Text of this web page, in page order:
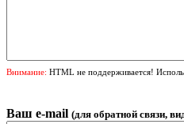
Внимание: HTML не поддерживается!
Ваш e-mail (для обратной связи,